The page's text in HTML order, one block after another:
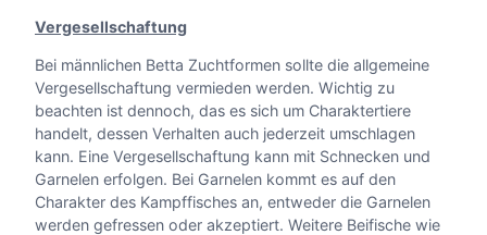
Vergesellschaftung
Bei männlichen Betta Zuchtformen sollte die allgemeine
Vergesellschaftung vermieden werden. Wichtig zu
beachten ist dennoch, das es sich um Charaktertiere
handelt, dessen Verhalten auch jederzeit umschlagen
kann. Eine Vergesellschaftung kann mit Schnecken und
Garnelen erfolgen. Bei Garnelen kommt es auf den
Charakter des Kampffisches an, entweder die Garnelen
werden gefressen oder akzeptiert. Weitere Beifische wie